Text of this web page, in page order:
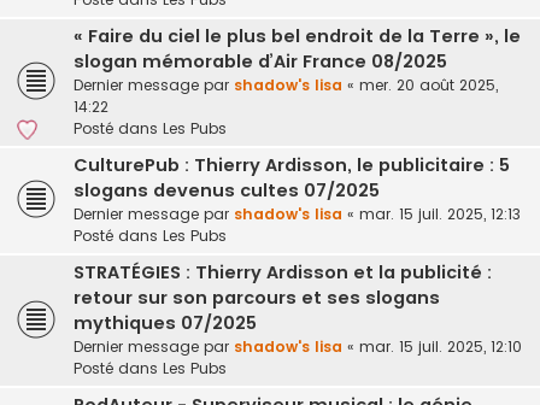
« Faire du ciel le plus bel endroit de la Terre », le
slogan mémorable d’Air France 08/2025
Dernier message par shadow's lisa « mer. 20 août 2025,
14:22
Posté dans Les Pubs
CulturePub : Thierry Ardisson, le publicitaire : 5
slogans devenus cultes 07/2025
Dernier message par shadow's lisa « mar. 15 juil. 2025, 12:13
Posté dans Les Pubs
STRATÉGIES : Thierry Ardisson et la publicité :
retour sur son parcours et ses slogans
mythiques 07/2025
Dernier message par shadow's lisa « mar. 15 juil. 2025, 12:10
Posté dans Les Pubs